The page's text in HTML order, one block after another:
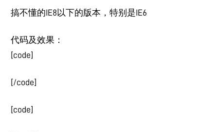
搞不懂的IE8以下的版本，特别是IE6
代码及效果：
[code]
[/code]
[code]